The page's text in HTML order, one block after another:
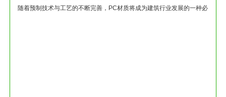
随着预制技术与工艺的不断完善，PC材质将成为建筑行业发展的一种必